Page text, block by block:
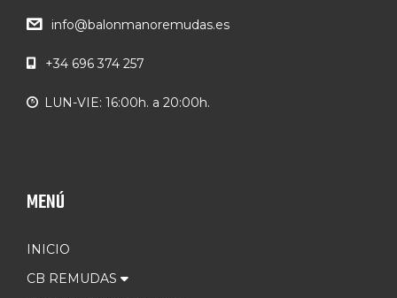
info@balonmanoremudas.es
+34 696 374 257
LUN-VIE: 16:00h. a 20:00h.
MENÚ
INICIO
CB REMUDAS